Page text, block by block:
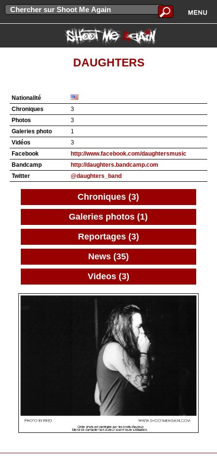
DAUGHTERS
Nationalité
Chroniques
3
Photos
3
Galeries photo
1
Vidéos
3
Facebook
http://www.facebook.com/daughtersmusic
Bandcamp
http://daughters.bandcamp.com
Twitter
@daughters_band
Chroniques (3)
Galeries photos (1)
Reportages (3)
News (35)
Videos (3)